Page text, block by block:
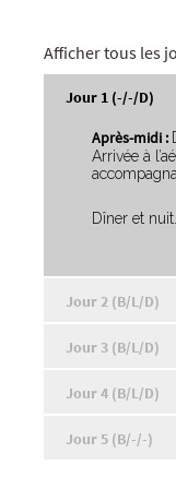
Afficher tous les
Jour 1 (-/-/D)
Après-midi :
Arrivée à
Dîner et nuit.
Jour 2 (B/L/D)
Jour 3 (B/L/D)
Jour 4 (B/L/D)
Jour 5 (B/-/-)